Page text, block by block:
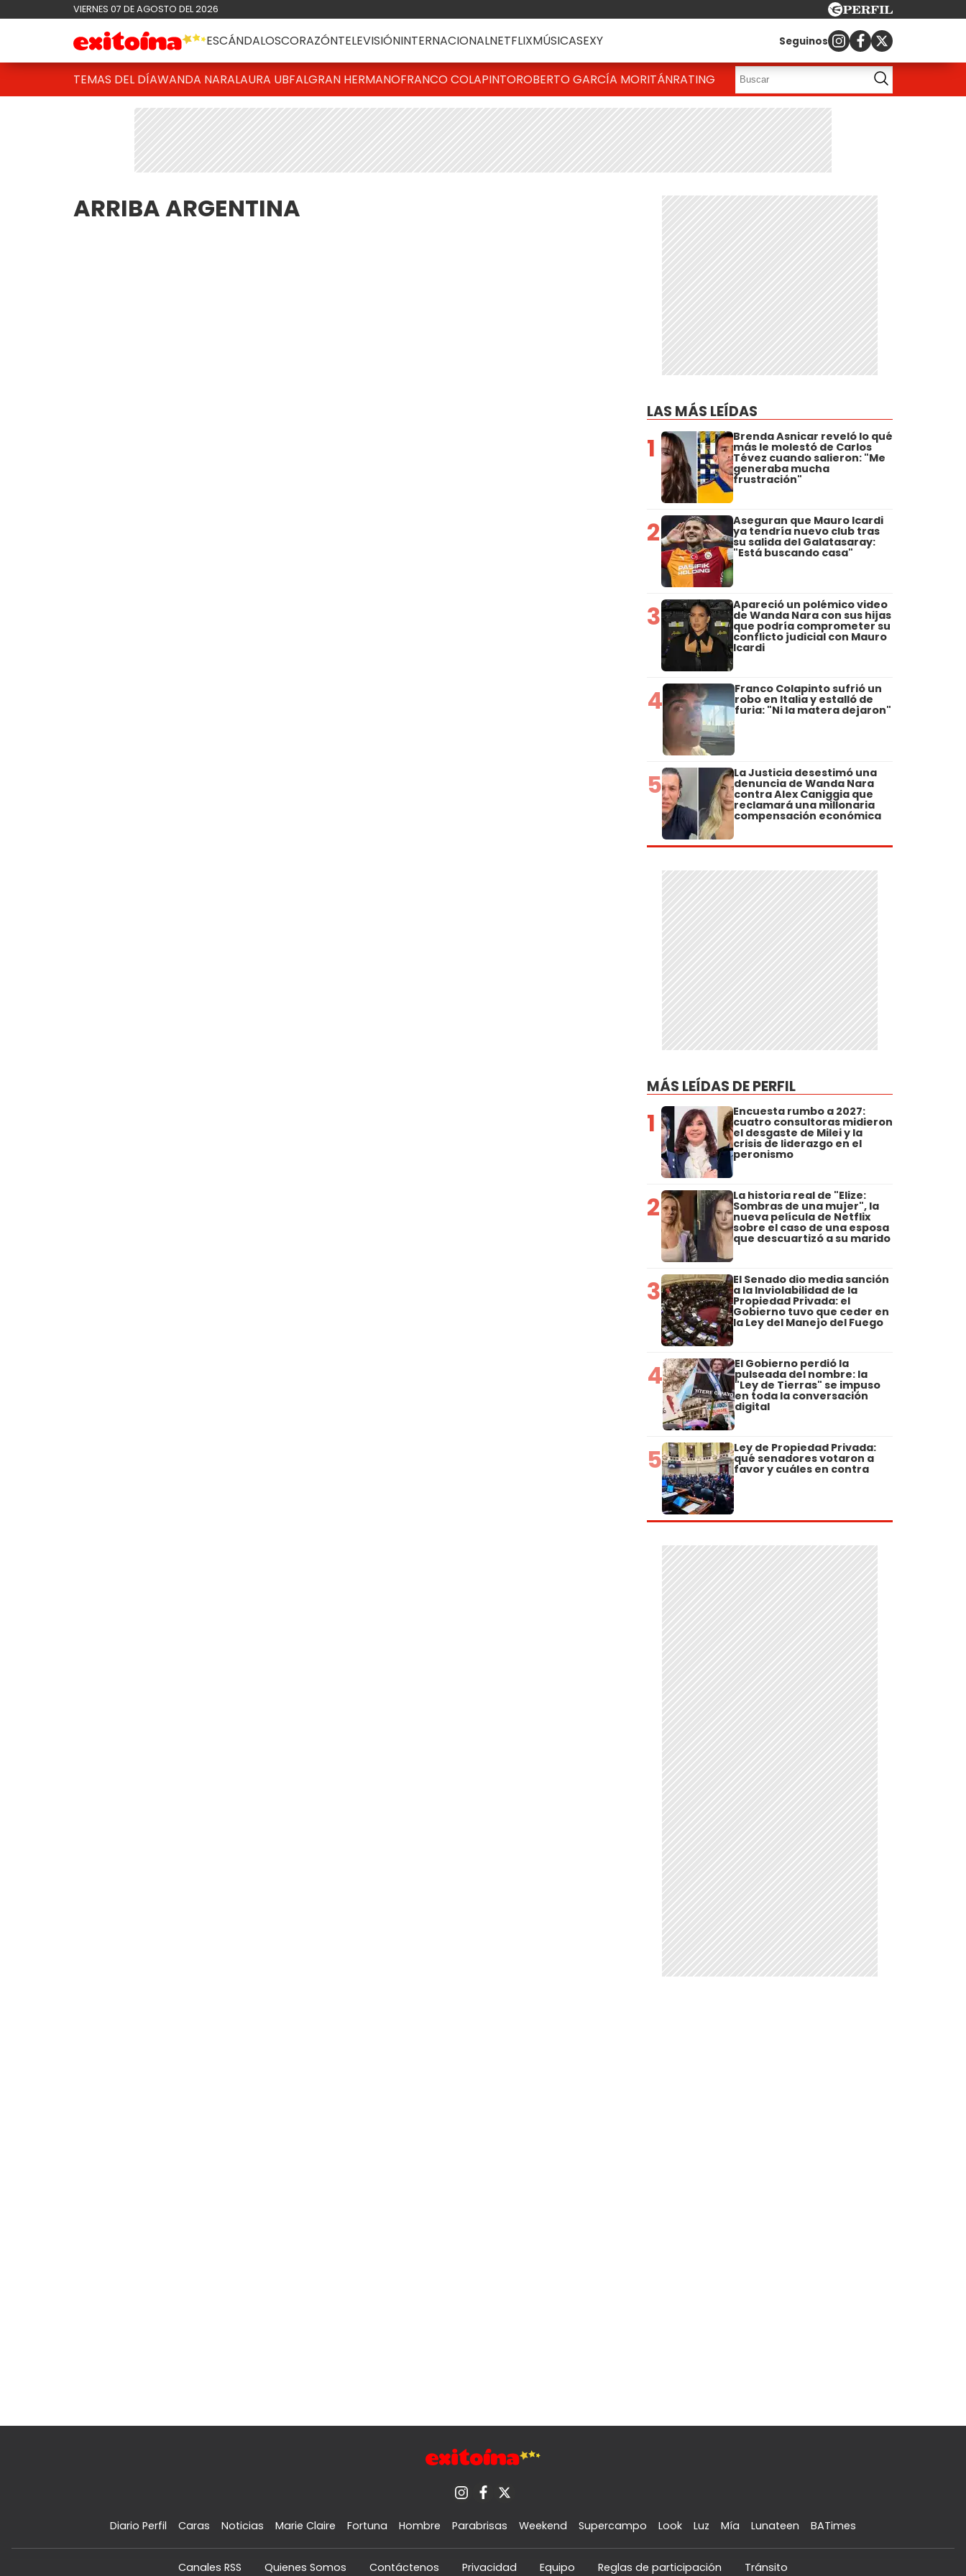
VIERNES 07 DE AGOSTO DEL 2026
ESCÁNDALOSCORAZÓNTELEVISIÓNINTERNACIONALNETFLIXMÚSICASEXY Seguinos
TEMAS DEL DÍAWANDA NARALAURA UBFALGRAN HERMANOFRANCO COLAPINTOROBERTO GARCÍA MORITÁNRATING
ARRIBA ARGENTINA
LAS MÁS LEÍDAS
1 Brenda Asnicar reveló lo qué
más le molestó de Carlos
Tévez cuando salieron: "Me
generaba mucha
frustración"
2 Aseguran que Mauro Icardi
ya tendría nuevo club tras
su salida del Galatasaray:
"Está buscando casa"
3 Apareció un polémico video
de Wanda Nara con sus hijas
que podría comprometer su
conflicto judicial con Mauro
Icardi
4 Franco Colapinto sufrió un
robo en Italia y estalló de
furia: "Ni la matera dejaron"
5 La Justicia desestimó una
denuncia de Wanda Nara
contra Alex Caniggia que
reclamará una millonaria
compensación económica
MÁS LEÍDAS DE PERFIL
1 Encuesta rumbo a 2027:
cuatro consultoras midieron
el desgaste de Milei y la
crisis de liderazgo en el
peronismo
2 La historia real de "Elize:
Sombras de una mujer", la
nueva película de Netflix
sobre el caso de una esposa
que descuartizó a su marido
3 El Senado dio media sanción
a la Inviolabilidad de la
Propiedad Privada: el
Gobierno tuvo que ceder en
la Ley del Manejo del Fuego
4 El Gobierno perdió la
pulseada del nombre: la
"Ley de Tierras" se impuso
en toda la conversación
digital
5 Ley de Propiedad Privada:
qué senadores votaron a
favor y cuáles en contra
Diario Perfil Caras Noticias Marie Claire Fortuna Hombre Parabrisas Weekend Supercampo Look Luz Mía Lunateen BATimes
Canales RSS Quienes Somos Contáctenos Privacidad Equipo Reglas de participación Tránsito